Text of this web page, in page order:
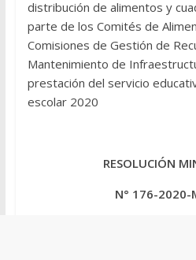
distribución de alimentos y
parte de los Comités de
Comisiones de Gestión de
Mantenimiento de
prestación del servicio
escolar 2020
RESOLUCIÓN
N° 176-2020-